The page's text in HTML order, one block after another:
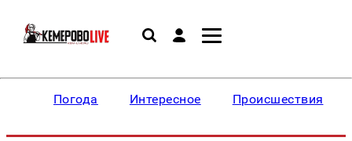
Погода Интересное Происшествия